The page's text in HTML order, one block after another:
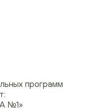
программ
№1»